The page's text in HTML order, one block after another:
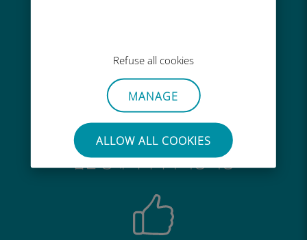
Refuse all cookies
MANAGE
ALLOW ALL COOKIES
간편한 충전
Wi-Fi나 남은 데이터가 없어도 Ubigi
앱을 통해 어디서나 사용 가능